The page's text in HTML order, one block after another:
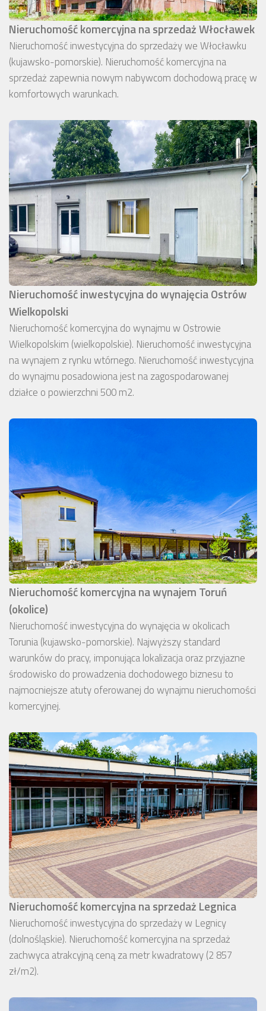
Nieruchomość komercyjna na sprzedaż Włocławek
Nieruchomość inwestycyjna do sprzedaży we Włocławku
(kujawsko-pomorskie). Nieruchomość komercyjna na
sprzedaż zapewnia nowym nabywcom dochodową pracę w
komfortowych warunkach.
Nieruchomość inwestycyjna do wynajęcia Ostrów
Wielkopolski
Nieruchomość komercyjna do wynajmu w Ostrowie
Wielkopolskim (wielkopolskie). Nieruchomość inwestycyjna
na wynajem z rynku wtórnego. Nieruchomość inwestycyjna
do wynajmu posadowiona jest na zagospodarowanej
działce o powierzchni 500 m2.
Nieruchomość komercyjna na wynajem Toruń
(okolice)
Nieruchomość inwestycyjna do wynajęcia w okolicach
Torunia (kujawsko-pomorskie). Najwyższy standard
warunków do pracy, imponująca lokalizacja oraz przyjazne
środowisko do prowadzenia dochodowego biznesu to
najmocniejsze atuty oferowanej do wynajmu nieruchomości
komercyjnej.
Nieruchomość komercyjna na sprzedaż Legnica
Nieruchomość inwestycyjna do sprzedaży w Legnicy
(dolnośląskie). Nieruchomość komercyjna na sprzedaż
zachwyca atrakcyjną ceną za metr kwadratowy (2 857
zł/m2).